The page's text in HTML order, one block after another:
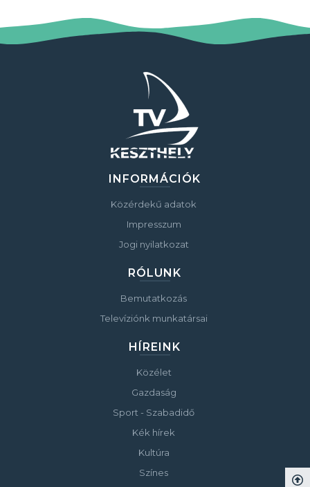
INFORMÁCIÓK
Közérdekű adatok
Impresszum
Jogi nyilatkozat
RÓLUNK
Bemutatkozás
Televíziónk munkatársai
HÍREINK
Közélet
Gazdaság
Sport - Szabadidő
Kék hírek
Kultúra
Színes